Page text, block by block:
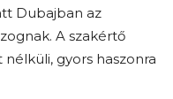
Dubajban az
A szakértő
gyors haszonra